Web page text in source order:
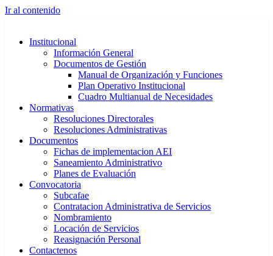
Ir al contenido
Institucional
Información General
Documentos de Gestión
Manual de Organización y Funciones
Plan Operativo Institucional
Cuadro Multianual de Necesidades
Normativas
Resoluciones Directorales
Resoluciones Administrativas
Documentos
Fichas de implementacion AEI
Saneamiento Administrativo
Planes de Evaluación
Convocatoria
Subcafae
Contratacion Administrativa de Servicios
Nombramiento
Locación de Servicios
Reasignación Personal
Contactenos